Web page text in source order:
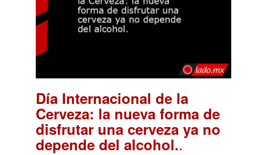
Día Internacional de la
Cerveza: la nueva forma de
disfrutar una cerveza ya no
depende del alcohol..